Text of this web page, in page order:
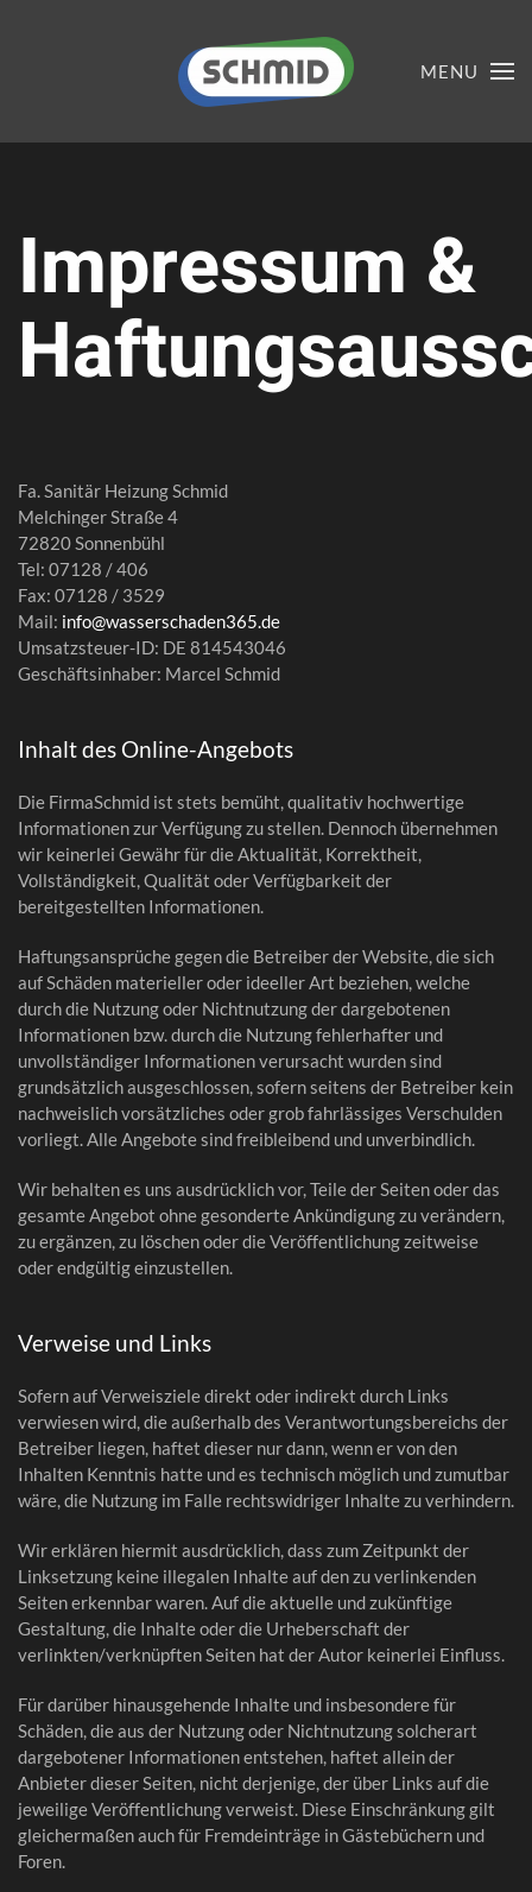
MENU
Impressum &
Fa. Sanitär Heizung Schmid
Melchinger Straße 4
72820 Sonnenbühl
Tel: 07128 / 406
Fax: 07128 / 3529
Mail: info@wasserschaden365.de
Umsatzsteuer-ID: DE 814543046
Geschäftsinhaber: Marcel Schmid
Inhalt des Online-Angebots
Die FirmaSchmid ist stets bemüht, qualitativ hochwertige
Informationen zur Verfügung zu stellen. Dennoch übernehmen
wir keinerlei Gewähr für die Aktualität, Korrektheit,
Vollständigkeit, Qualität oder Verfügbarkeit der
bereitgestellten Informationen.
Haftungsansprüche gegen die Betreiber der Website, die sich
auf Schäden materieller oder ideeller Art beziehen, welche
durch die Nutzung oder Nichtnutzung der dargebotenen
Informationen bzw. durch die Nutzung fehlerhafter und
unvollständiger Informationen verursacht wurden sind
grundsätzlich ausgeschlossen, sofern seitens der Betreiber kein
nachweislich vorsätzliches oder grob fahrlässiges Verschulden
vorliegt. Alle Angebote sind freibleibend und unverbindlich.
Wir behalten es uns ausdrücklich vor, Teile der Seiten oder das
gesamte Angebot ohne gesonderte Ankündigung zu verändern,
zu ergänzen, zu löschen oder die Veröffentlichung zeitweise
oder endgültig einzustellen.
Verweise und Links
Sofern auf Verweisziele direkt oder indirekt durch Links
verwiesen wird, die außerhalb des Verantwortungsbereichs der
Betreiber liegen, haftet dieser nur dann, wenn er von den
Inhalten Kenntnis hatte und es technisch möglich und zumutbar
wäre, die Nutzung im Falle rechtswidriger Inhalte zu verhindern.
Wir erklären hiermit ausdrücklich, dass zum Zeitpunkt der
Linksetzung keine illegalen Inhalte auf den zu verlinkenden
Seiten erkennbar waren. Auf die aktuelle und zukünftige
Gestaltung, die Inhalte oder die Urheberschaft der
verlinkten/verknüpften Seiten hat der Autor keinerlei Einfluss.
Für darüber hinausgehende Inhalte und insbesondere für
Schäden, die aus der Nutzung oder Nichtnutzung solcherart
dargebotener Informationen entstehen, haftet allein der
Anbieter dieser Seiten, nicht derjenige, der über Links auf die
jeweilige Veröffentlichung verweist. Diese Einschränkung gilt
gleichermaßen auch für Fremdeinträge in Gästebüchern und
Foren.